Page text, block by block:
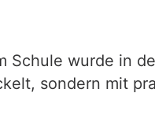
Schule wurde in
sondern mit